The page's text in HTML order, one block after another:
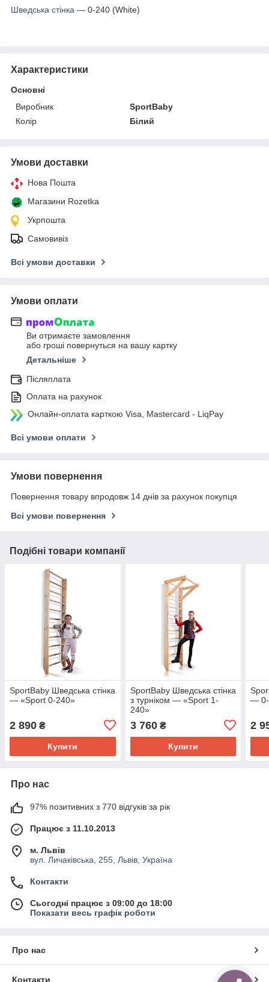
Шведська стінка — 0-240 (White)
Характеристики
Основні
Виробник
SportBaby
Колір
Білий
Умови доставки
Нова Пошта
Магазини Rozetka
Укрпошта
Самовивіз
Всі умови доставки
Умови оплати
Ви отримаєте замовлення
або гроші повернуться на вашу картку
Детальніше
Післяплата
Оплата на рахунок
Онлайн-оплата карткою Visa, Mastercard - LiqPay
Всі умови оплати
Умови повернення
Повернення товару впродовж 14 днів за рахунок покупця
Всі умови повернення
Подібні товари компанії
SportBaby Шведська стінка
— «Sport 0-240»
2 890 ₴
Купити
SportBaby Шведська стінка
з турніком — «Sport 1-
240»
3 760₴
Купити
— 0-
2
Про нас
97% позитивних з 770 відгуків за рік
Працює з 11.10.2013
м. Львів
вул. Личаківська, 255, Львів, Україна
Контакти
Сьогодні працює з 09:00 до 18:00
Показати весь графік роботи
Про нас
Контакти